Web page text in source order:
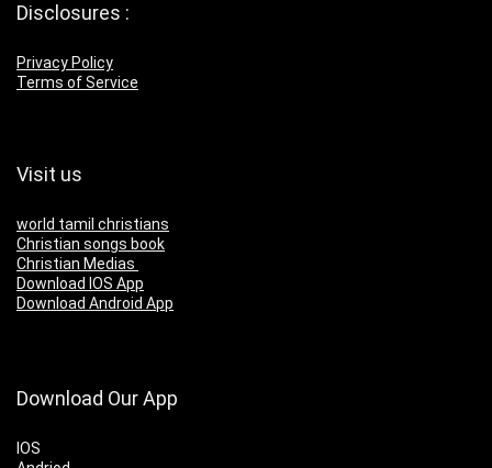
Disclosures :
Privacy Policy
Terms of Service
Visit us
world tamil christians
Christian songs book
Christian Medias
Download IOS App
Download Android App
Download Our App
IOS